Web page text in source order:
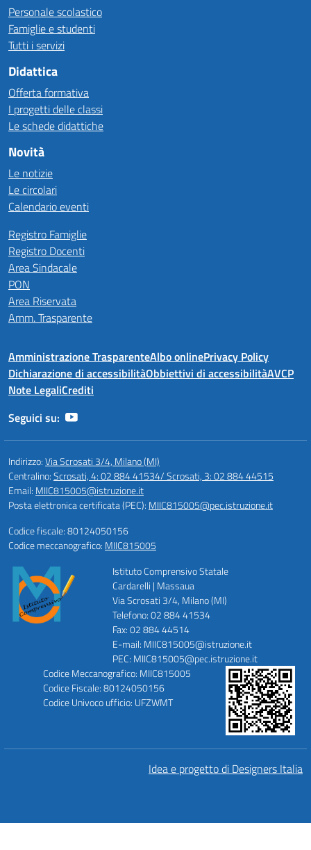
Personale scolastico
Famiglie e studenti
Tutti i servizi
Didattica
Offerta formativa
I progetti delle classi
Le schede didattiche
Novità
Le notizie
Le circolari
Calendario eventi
Registro Famiglie
Registro Docenti
Area Sindacale
PON
Area Riservata
Amm. Trasparente
Amministrazione TrasparenteAlbo onlinePrivacy Policy
Dichiarazione di accessibilitàObbiettivi di accessibilitàAVCP
Note LegaliCrediti
Seguici su:
Indirizzo:Via Scrosati 3/4, Milano (MI)
Centralino:Scrosati, 4: 02 884 41534/ Scrosati, 3: 02 884 44515
Email: MIIC815005@istruzione.it
Posta elettronica certificata (PEC): MIIC815005@pec.istruzione.it
Codice fiscale: 80124050156
Codice meccanografico: MIIC815005
Istituto Comprensivo Statale
Cardarelli | Massaua
Via Scrosati 3/4, Milano (MI)
Telefono: 02 884 41534
Fax: 02 884 44514
E-mail: MIIC815005@istruzione.it
PEC: MIIC815005@pec.istruzione.it
Codice Meccanografico: MIIC815005
Codice Fiscale: 80124050156
Codice Univoco ufficio: UFZWMT
Idea e progetto di Designers Italia